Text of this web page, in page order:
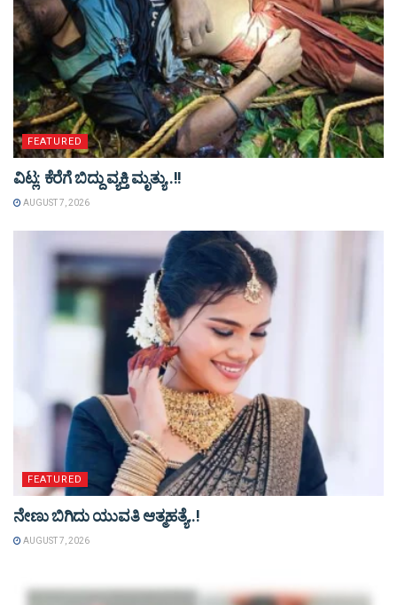
FEATURED
ವಿಟ್ಲ: ಕೆರೆಗೆ ಬಿದ್ದು ವ್ಯಕ್ತಿ ಮೃತ್ಯು..!!
AUGUST 7, 2026
FEATURED
ನೇಣು ಬಿಗಿದು ಯುವತಿ ಆತ್ಮಹತ್ಯೆ..!
AUGUST 7, 2026